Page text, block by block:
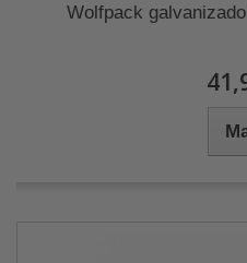
Wolfpack